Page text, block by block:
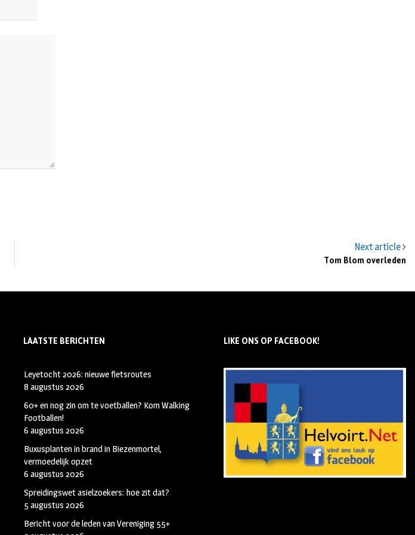
Next article
Tom Blom overleden
LAATSTE BERICHTEN
Leyetocht 2026: nieuwe fietsroutes
8 augustus 2026
60+ en nog zin om te voetballen? Kom Walking
Footballen!
6 augustus 2026
Buxusplanten in brand in Biezenmortel,
vermoedelijk opzet
6 augustus 2026
Spreidingswet asielzoekers: hoe zit dat?
5 augustus 2026
Bericht voor de leden van Vereniging 55+
LIKE ONS OP FACEBOOK!